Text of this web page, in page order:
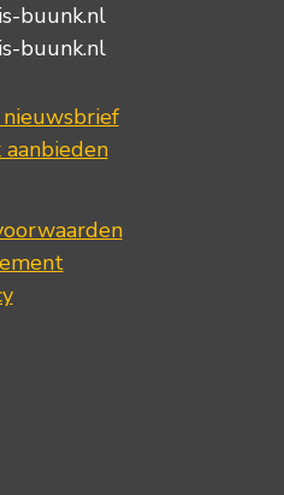
buunk.nl
buunk.nl